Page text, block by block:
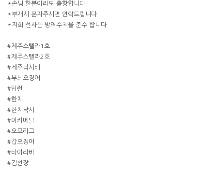
*손님 한분이라도 출항합니다
*부재시 문자주시면 연락드립니다
*저희 선사는 방역수칙을 준수 합니다
#제주스텔라1호
#제주스텔라2호
#제주낚시배
#무늬오징어
#팁런
#한치
#한치낚시
#이카메탈
#오모리그
#갑오징어
#타이라바
#김선장